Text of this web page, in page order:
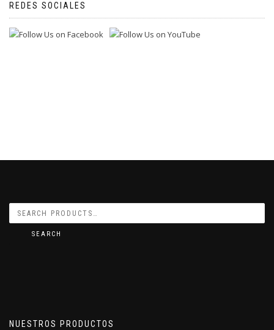
REDES SOCIALES
SEARCH
NUESTROS PRODUCTOS